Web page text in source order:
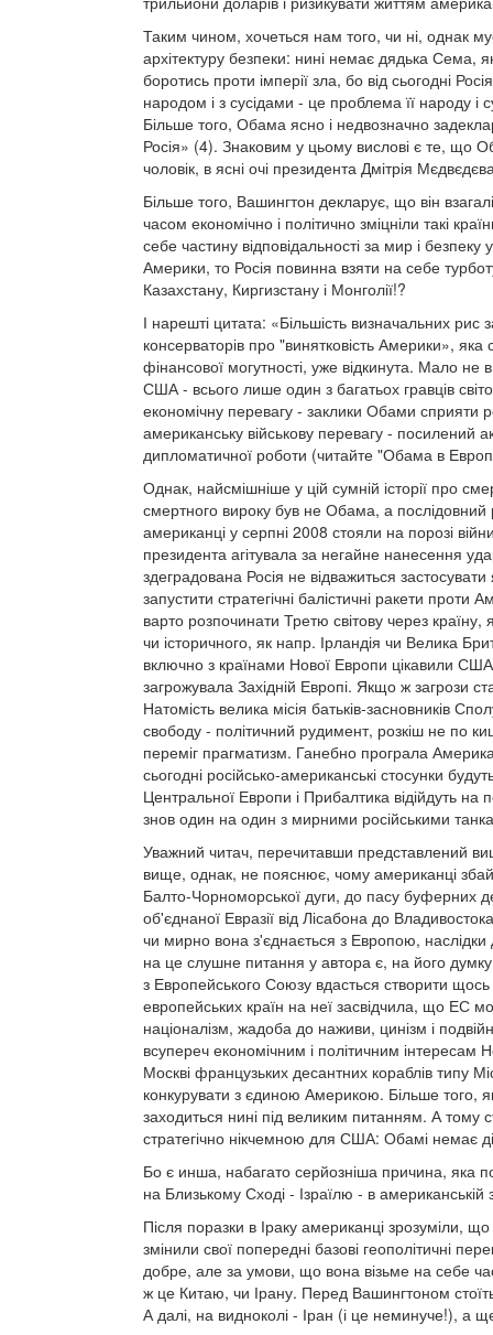
Таким чином, хочеться нам того, чи ні, однак
архітектуру безпеки: нині немає дядька Сема,
боротись проти імперії зла, бо від сьогодні
народом і з сусідами - це проблема її народу
Більше того, Обама ясно і недвозначно
Росія» (4). Знаковим у цьому вислові є те, що
чоловік, в ясні очі президента Дмітрія
Більше того, Вашингтон декларує, що він
часом економічно і політично зміцніли такі
себе частину відповідальності за мир і
Америки, то Росія повинна взяти на себе
Казахстану, Киргизстану і Монголії!?
І нарешті цитата: «Більшість визначальних
консерваторів про "винятковість Америки»,
фінансової могутності, уже відкинута. Мало
США - всього лише один з багатьох гравців
економічну перевагу - заклики Обами сприяти
американську військову перевагу - посилений
дипломатичної роботи (читайте "Обама в
Однак, найсмішніше у цій сумній історії про
смертного вироку був не Обама, а
американці у серпні 2008 стояли на порозі
президента агітувала за негайне нанесення
здеградована Росія не відважиться
запустити стратегічні балістичні ракети
варто розпочинати Третю світову через країну,
чи історичного, як напр. Ірландія чи Велика
включно з країнами Нової Европи цікавили США
загрожувала Західній Европі. Якщо ж загрози
Натомість велика місія батьків-засновників
свободу - політичний рудимент, розкіш не по
переміг прагматизм. Ганебно програла
сьогодні російсько-американські стосунки
Центральної Европи і Прибалтика відійдуть
знов один на один з мирними російськими
Уважний читач, перечитавши представлений
вище, однак, не пояснює, чому американці
Балто-Чорноморської дуги, до пасу буферних
об'єднаної Евразії від Лісабона до
чи мирно вона з'єднається з Европою, наслідки
на це слушне питання у автора є, на його
з Европейського Союзу вдасться створити
европейських країн на неї засвідчила, що ЕС
націоналізм, жадоба до наживи, цинізм і
всупереч економічним і політичним інтересам
Москві французьких десантних кораблів типу
конкурувати з єдиною Америкою. Більше того,
заходиться нині під великим питанням. А
стратегічно нікчемною для США: Обамі немає
Бо є инша, набагато серйозніша причина, яка
на Близькому Сході - Ізраїлю - в американській
Після поразки в Іраку американці зрозуміли,
змінили свої попередні базові геополітичні
добре, але за умови, що вона візьме на себе
ж це Китаю, чи Ірану. Перед Вашингтоном
А далі, на видноколі - Іран (і це неминуче!), а